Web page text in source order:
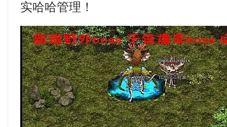
实哈哈管理！